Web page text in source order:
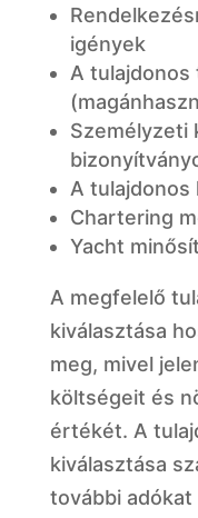
igények
A
Személyzeti
A tulajdonos
Chartering
Yacht
A megfelelő
kiválasztása
meg, mivel
költségeit és
értékét. A
kiválasztása
további